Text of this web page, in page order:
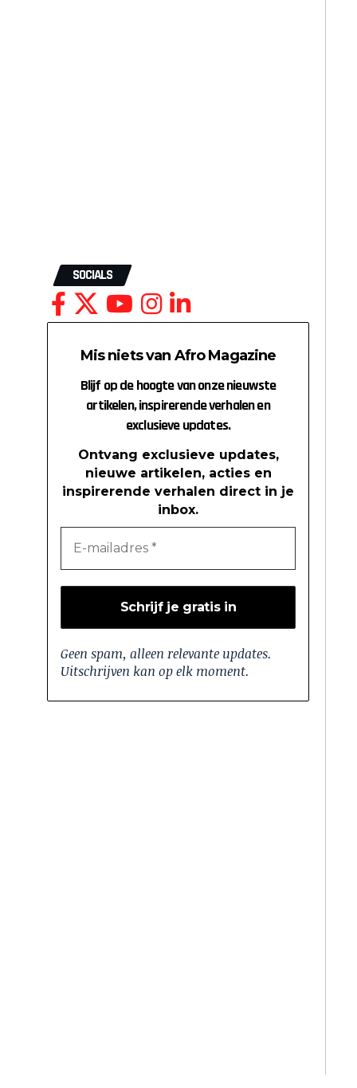
SOCIALS
Mis niets van Afro Magazine
Blijf op de hoogte van onze nieuwste
artikelen, inspirerende verhalen en
exclusieve updates.
Ontvang exclusieve updates,
nieuwe artikelen, acties en
inspirerende verhalen direct in je
inbox.
Geen spam, alleen relevante updates.
Uitschrijven kan op elk moment.